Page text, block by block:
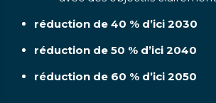
réduction de 40 % d’ici 2030
réduction de 50 % d’ici 2040
réduction de 60 % d’ici 2050